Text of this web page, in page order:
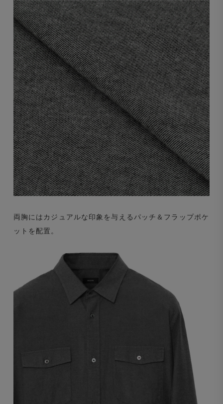
両胸にはカジュアルな印象を与えるパッチ＆フラップポケ
ットを配置。